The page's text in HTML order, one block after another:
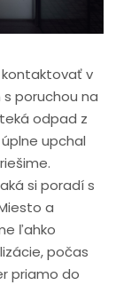
v
poruchou na
odpad z
upchal
si poradí s
a
ľahko
počas
priamo do